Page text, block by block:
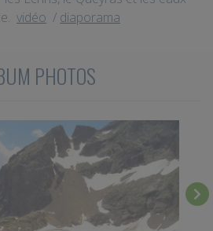
vidéo / diaporama
PHOTOS